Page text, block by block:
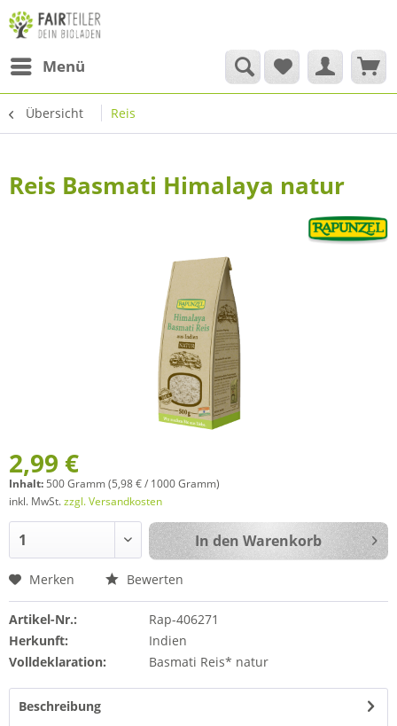
Menü
Übersicht Reis
Reis Basmati Himalaya natur
2,99 €
Inhalt: 500 Gramm (5,98 € / 1000 Gramm)
inkl. MwSt.zzgl. Versandkosten
In den Warenkorb
Merken Bewerten
Artikel-Nr.:
Rap-406271
Herkunft:
Indien
Volldeklaration:
Basmati Reis* natur
Beschreibung